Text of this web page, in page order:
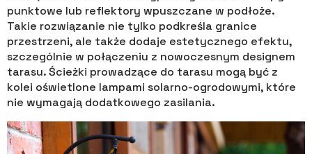
punktowe lub reflektory wpuszczane w podłoże.
Takie rozwiązanie nie tylko podkreśla granice
przestrzeni, ale także dodaje estetycznego efektu,
szczególnie w połączeniu z nowoczesnym designem
tarasu. Ścieżki prowadzące do tarasu mogą być z
kolei oświetlone lampami solarno-ogrodowymi, które
nie wymagają dodatkowego zasilania.